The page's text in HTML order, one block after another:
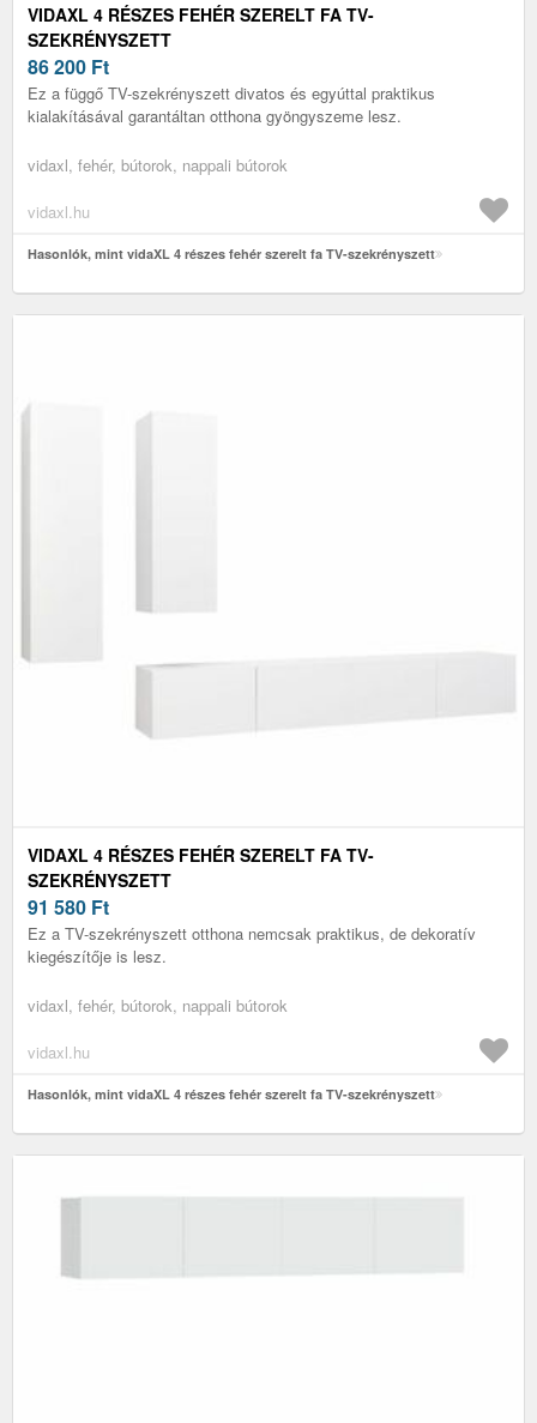
VIDAXL 4 RÉSZES FEHÉR SZERELT FA TV-
SZEKRÉNYSZETT
86 200 Ft
Ez a függő TV-szekrényszett divatos és egyúttal praktikus
kialakításával garantáltan otthona gyöngyszeme lesz.
vidaxl, fehér, bútorok, nappali bútorok
vidaxl.hu
Hasonlók, mint vidaXL 4 részes fehér szerelt fa TV-szekrényszett
VIDAXL 4 RÉSZES FEHÉR SZERELT FA TV-
SZEKRÉNYSZETT
91 580 Ft
Ez a TV-szekrényszett otthona nemcsak praktikus, de dekoratív
kiegészítője is lesz.
vidaxl, fehér, bútorok, nappali bútorok
vidaxl.hu
Hasonlók, mint vidaXL 4 részes fehér szerelt fa TV-szekrényszett